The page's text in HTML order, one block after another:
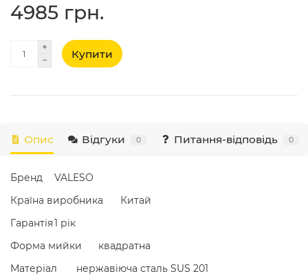
4985 грн.
Купити
Опис Відгуки 0 Питання-відповідь 0
Бренд
VALESO
Країна виробника
Китай
Гарантія1 рік
Форма мийки
квадратна
Матеріал
нержавіюча сталь SUS 201